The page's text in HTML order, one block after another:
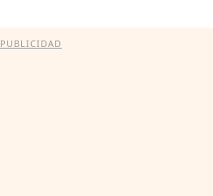
PUBLICIDAD